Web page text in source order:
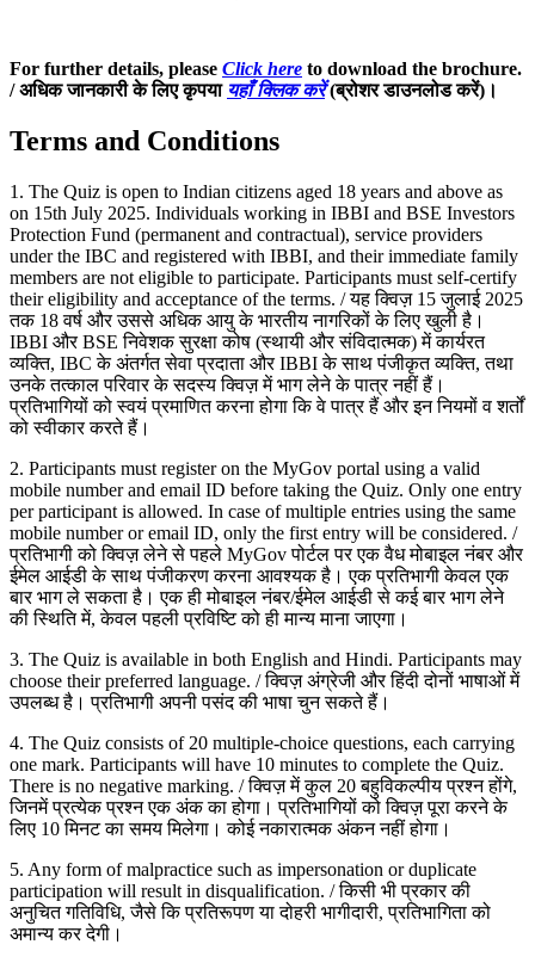
For further details, please Click here to download the brochure.
/अधिक जानकारी के लिए कृपया यहाँ क्लिक करें(ब्रोशर डाउनलोड करें) ।
Terms and Conditions
1. The Quiz is open to Indian citizens aged 18 years and above as
on 15th July 2025. Individuals working in IBBI and BSE Investors
Protection Fund (permanent and contractual), service providers
under the IBC and registered with IBBI, and their immediate family
members are not eligible to participate. Participants must self-certify
their eligibility and acceptance of the terms. / यह क्विज़ 15 जुलाई 2025
तक 18 वर्ष और उससे अधिक आयु के भारतीय नागरिकों के लिए खुली है।
IBBI और BSE निवेशक सुरक्षा कोष (स्थायी और संविदात्मक) में कार्यरत
व्यक्ति, IBC के अंतर्गत सेवा प्रदाता और IBBI के साथ पंजीकृत व्यक्ति, तथा
उनके तत्काल परिवार के सदस्य क्विज़ में भाग लेने के पात्र नहीं हैं।
प्रतिभागियों को स्वयं प्रमाणित करना होगा कि वे पात्र हैं और इन नियमों व शर्तों
को स्वीकार करते हैं।
2. Participants must register on the MyGov portal using a valid
mobile number and email ID before taking the Quiz. Only one entry
per participant is allowed. In case of multiple entries using the same
mobile number or email ID, only the first entry will be considered. /
प्रतिभागी को क्विज़ लेने से पहले MyGov पोर्टल पर एक वैध मोबाइल नंबर और
ईमेल आईडी के साथ पंजीकरण करना आवश्यक है। एक प्रतिभागी केवल एक
बार भाग ले सकता है। एक ही मोबाइल नंबर/ईमेल आईडी से कई बार भाग लेने
की स्थिति में, केवल पहली प्रविष्टि को ही मान्य माना जाएगा।
3. The Quiz is available in both English and Hindi. Participants may
choose their preferred language. / क्विज़ अंग्रेजी और हिंदी दोनों भाषाओं में
उपलब्ध है। प्रतिभागी अपनी पसंद की भाषा चुन सकते हैं।
4. The Quiz consists of 20 multiple-choice questions, each carrying
one mark. Participants will have 10 minutes to complete the Quiz.
There is no negative marking. / क्विज़ में कुल 20 बहुविकल्पीय प्रश्न होंगे,
जिनमें प्रत्येक प्रश्न एक अंक का होगा। प्रतिभागियों को क्विज़ पूरा करने के
लिए 10 मिनट का समय मिलेगा। कोई नकारात्मक अंकन नहीं होगा।
5. Any form of malpractice such as impersonation or duplicate
participation will result in disqualification. / किसी भी प्रकार की
अनुचित गतिविधि, जैसे कि प्रतिरूपण या दोहरी भागीदारी, प्रतिभागिता को
अमान्य कर देगी।